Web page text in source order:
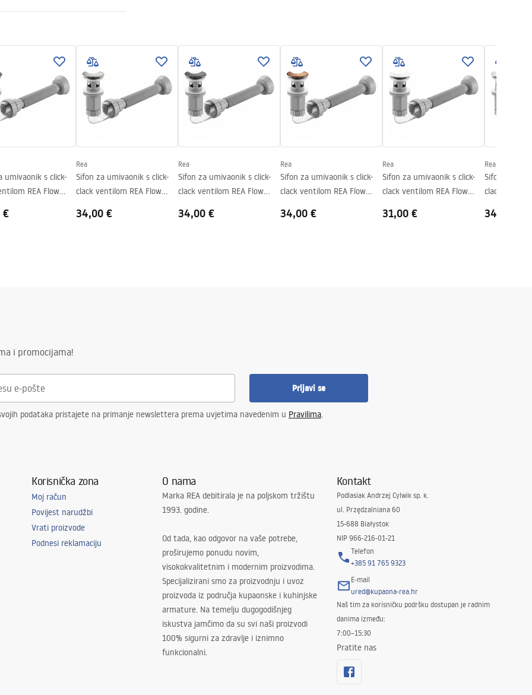
_5.pdf
umivaonik s click-
REA Flow
€
Rea
Sifon za umivaonik s click-
clack ventilom REA Flow
34,00 €
Rea
Sifon za umivaonik s click-
clack ventilom REA Flow
34,00 €
Rea
Sifon za umivaonik s click-
clack ventilom REA Flow
34,00 €
Rea
Sifon za umivaonik s click-
clack ventilom REA Flow
31,00 €
Rea
Sifon za
clack
34,00 €
i promocijama!
Prijavi se
podataka pristajete na primanje newslettera prema uvjetima navedenim u Pravilima.
Korisnička zona
Moj račun
Povijest narudžbi
Vrati proizvode
Podnesi reklamaciju
O nama
Marka REA debitirala je na poljskom tržištu
1993. godine.
Od tada, kao odgovor na vaše potrebe,
proširujemo ponudu novim,
visokokvalitetnim i modernim proizvodima.
Specijalizirani smo za proizvodnju i uvoz
proizvoda iz područja kupaonske i kuhinjske
armature. Na temelju dugogodišnjeg
iskustva jamčimo da su svi naši proizvodi
100% sigurni za zdravlje i iznimno
funkcionalni.
Kontakt
Podlasiak Andrzej Cylwik sp. k.
ul. Przędzalniana 60
15-688 Białystok
NIP 966-216-01-21
Telefon
+385 91 765 9323
E-mail
ured@kupaona-rea.hr
Naš tim za korisničku podršku dostupan je radnim
danima između:
7:00–15:30
Pratite nas